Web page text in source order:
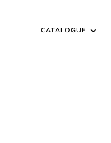
CATALOGUE